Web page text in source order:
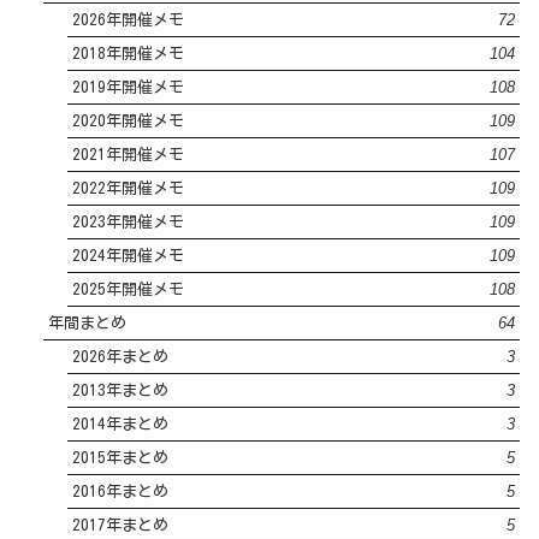
2026年開催メモ 72
2018年開催メモ 104
2019年開催メモ 108
2020年開催メモ 109
2021年開催メモ 107
2022年開催メモ 109
2023年開催メモ 109
2024年開催メモ 109
2025年開催メモ 108
年間まとめ 64
2026年まとめ 3
2013年まとめ 3
2014年まとめ 3
2015年まとめ 5
2016年まとめ 5
2017年まとめ 5